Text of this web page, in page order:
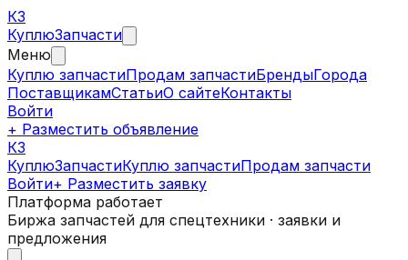
КЗ
КуплюЗапчасти
Меню
Куплю запчастиПродам запчастиБрендыГорода
ПоставщикамСтатьиО сайтеКонтакты
Войти
+ Разместить объявление
КЗ
КуплюЗапчастиКуплю запчастиПродам запчасти
Войти+ Разместить заявку
Платформа работает
Биржа запчастей для спецтехники · заявки и
предложения